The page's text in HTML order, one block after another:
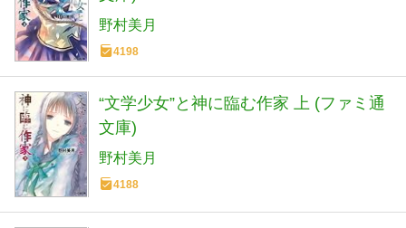
野村美月
4198
“文学少女”と神に臨む作家 上 (ファミ通
文庫)
野村美月
4188